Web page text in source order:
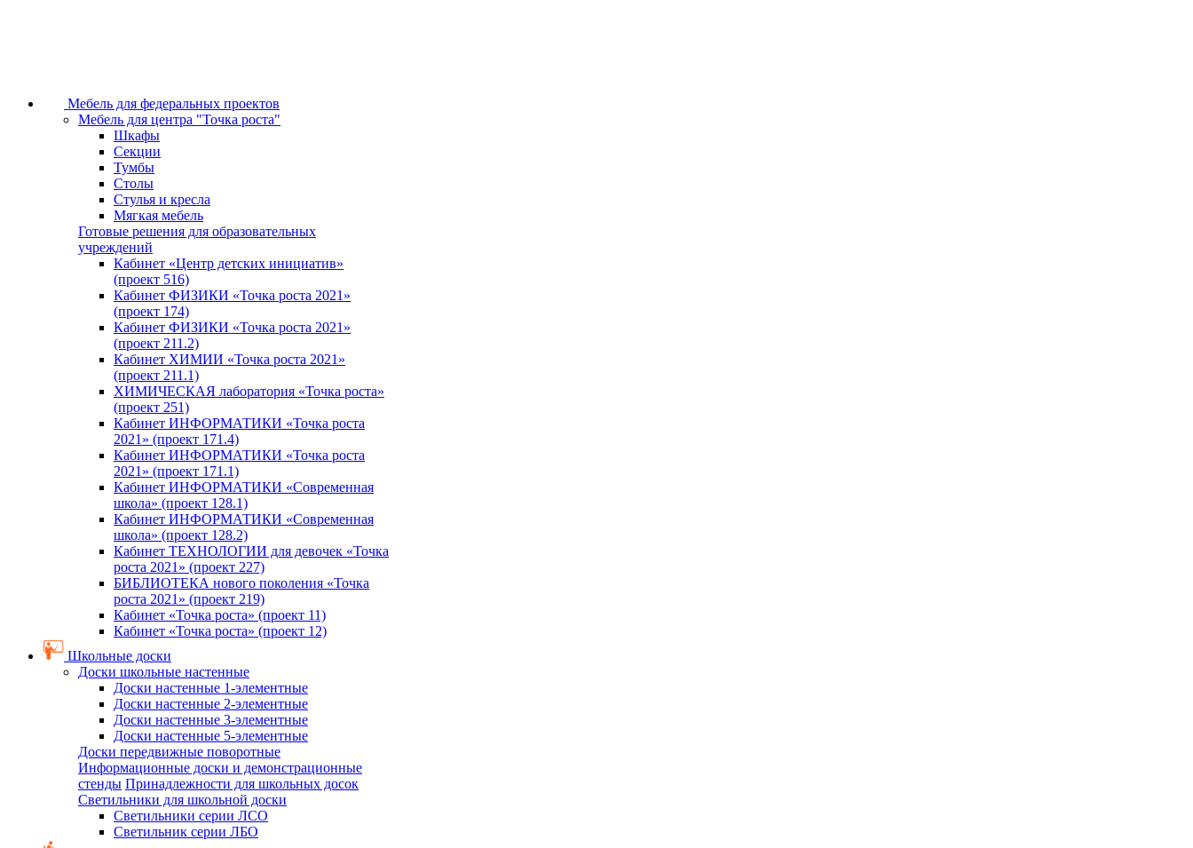
Мебель для федеральных проектов
Мебель для центра "Точка роста"
Шкафы
Секции
Тумбы
Столы
Стулья и кресла
Мягкая мебель
Готовые решения для образовательных
учреждений
Кабинет «Центр детских инициатив»
(проект 516)
Кабинет ФИЗИКИ «Точка роста 2021»
(проект 174)
Кабинет ФИЗИКИ «Точка роста 2021»
(проект 211.2)
Кабинет ХИМИИ «Точка роста 2021»
(проект 211.1)
ХИМИЧЕСКАЯ лаборатория «Точка роста»
(проект 251)
Кабинет ИНФОРМАТИКИ «Точка роста
2021» (проект 171.4)
Кабинет ИНФОРМАТИКИ «Точка роста
2021» (проект 171.1)
Кабинет ИНФОРМАТИКИ «Современная
школа» (проект 128.1)
Кабинет ИНФОРМАТИКИ «Современная
школа» (проект 128.2)
Кабинет ТЕХНОЛОГИИ для девочек «Точка
роста 2021» (проект 227)
БИБЛИОТЕКА нового поколения «Точка
роста 2021» (проект 219)
Кабинет «Точка роста» (проект 11)
Кабинет «Точка роста» (проект 12)
Школьные доски
Доски школьные настенные
Доски настенные 1-элементные
Доски настенные 2-элементные
Доски настенные 3-элементные
Доски настенные 5-элементные
Доски передвижные поворотные
Информационные доски и демонстрационные
стенды Принадлежности для школьных досок
Светильники для школьной доски
Светильники серии ЛСО
Светильник серии ЛБО